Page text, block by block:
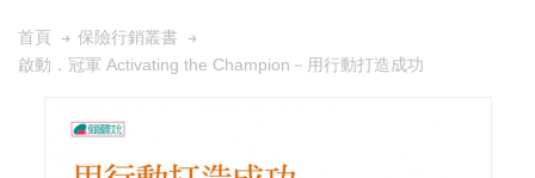
首頁
保險行銷叢書
啟動．冠軍 Activating the Champion－用行動打造成功